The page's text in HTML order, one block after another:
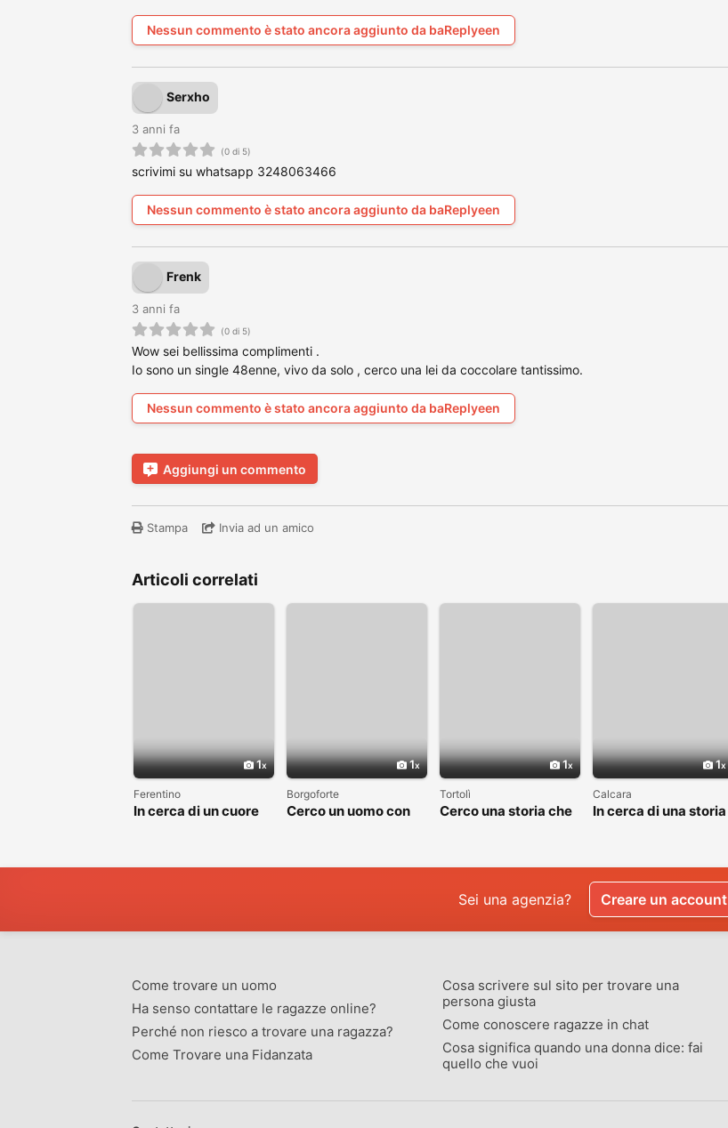
Nessun commento è stato ancora aggiunto da baReplyeen
Serxho
3 anni fa
(0 di 5)
scrivimi su whatsapp 3248063466
Nessun commento è stato ancora aggiunto da baReplyeen
Frenk
3 anni fa
(0 di 5)
Wow sei bellissima complimenti .
Io sono un single 48enne, vivo da solo , cerco una lei da coccolare tantissimo.
Nessun commento è stato ancora aggiunto da baReplyeen
Aggiungi un commento
Stampa Invia ad un amico
Articoli correlati
1
Ferentino
In cerca di un cuore
1
Borgoforte
Cerco un uomo con
1
Tortolì
Cerco una storia che
1
Calcara
In cerca di una storia
Sei una agenzia? Creare un account
Come trovare un uomo
Ha senso contattare le ragazze online?
Perché non riesco a trovare una ragazza?
Come Trovare una Fidanzata
Cosa scrivere sul sito per trovare una
persona giusta
Come conoscere ragazze in chat
Cosa significa quando una donna dice: fai
quello che vuoi